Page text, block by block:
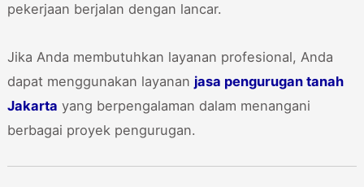
pekerjaan berjalan dengan lancar.
Jika Anda membutuhkan layanan profesional, Anda
dapat menggunakan layanan jasa pengurugan tanah
Jakarta yang berpengalaman dalam menangani
berbagai proyek pengurugan.